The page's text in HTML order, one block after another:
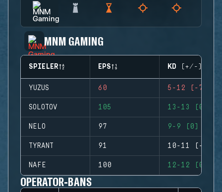
MNM GAMING
SPIELER EPS KD (+/-)
YUZUS 60 5-12 (-7)
SOLOTOV 105 13-13 (0)
NELO 97 9-9 (0)
TYRANT 91 10-11 (-1)
NAFE 100 12-12 (0)
OPERATOR-BANS